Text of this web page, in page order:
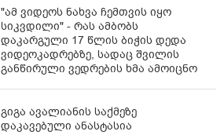
"ამ ვიდეოს ნახვა ჩემთვის იყო
სიკვდილი" - რას ამბობს
დაკარგული 17 წლის ბიჭის დედა
ვიდეოკადრებზე, სადაც შვილის
განწირული ვედრების ხმა ამოიცნო
გიგა ავალიანის საქმეზე
დაკავებული ანასტასია